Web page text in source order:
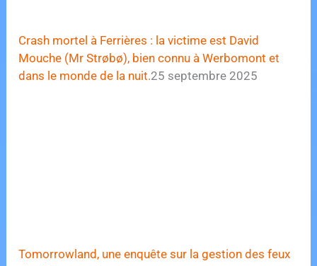
Crash mortel à Ferrières : la victime est David
Mouche (Mr Strøbø), bien connu à Werbomont et
dans le monde de la nuit.25 septembre 2025
Tomorrowland, une enquête sur la gestion des feux